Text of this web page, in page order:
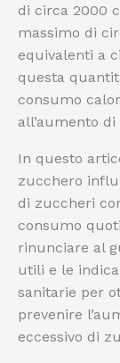
di circa 2000
massimo di
equivalenti a
questa
consumo
all’aumento di
In questo
zucchero
di zuccheri
consumo
rinunciare al
utili e le
sanitarie per
prevenire
eccessivo di